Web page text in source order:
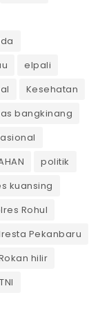
elpali
Kesehatan
bangkinang
politik
kuansing
Rohul
Pekanbaru
hilir
TNI